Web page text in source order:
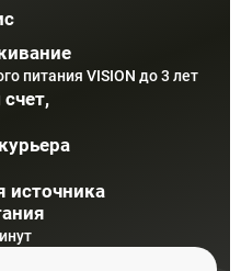
питания VISION до 3 лет
источника